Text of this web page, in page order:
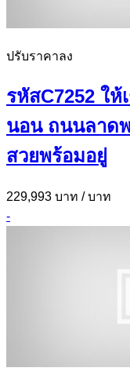
ปรับราคาลง
รหัสC7252 ให้
นอน ถนนลาด
สวยพร้อมอยู่
229,993 บาท / บาท
-